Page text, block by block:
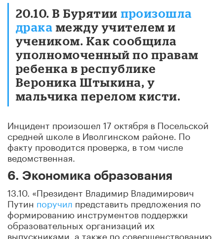
20.10. В Бурятии произошла
драка между учителем и
учеником. Как сообщила
уполномоченный по правам
ребенка в республике
Вероника Штыкина, у
мальчика перелом кисти.
Инцидент произошел 17 октября в Посельской
средней школе в Иволгинском районе. По
факту проводится проверка, в том числе
ведомственная.
6. Экономика образования
13.10. «Президент Владимир Владимирович
Путин поручил представить предложения по
формированию инструментов поддержки
образовательных организаций их
выпускниками, а также по совершенствованию